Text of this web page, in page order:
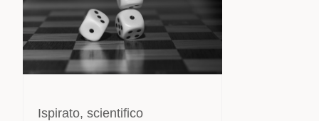
Ispirato, scientifico